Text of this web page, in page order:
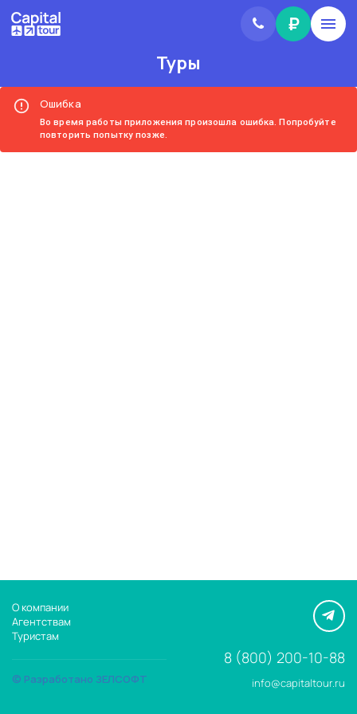
₽
Туры
Ошибка
Во время работы приложения произошла ошибка. Попробуйте
повторить попытку позже.
О компании
Агентствам
Туристам
© Разработано ЗЕЛСОФТ
8 (800) 200-10-88
info@capitaltour.ru